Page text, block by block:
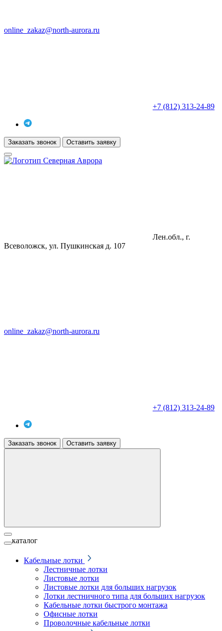
online_zakaz@north-aurora.ru
+7 (812) 313-24-89
Заказать звонок Оставить заявку
Лен.обл., г.
Всеволожск, ул. Пушкинская д. 107
online_zakaz@north-aurora.ru
+7 (812) 313-24-89
Заказать звонок Оставить заявку
каталог
Кабельные лотки
Лестничные лотки
Листовые лотки
Листовые лотки для больших нагрузок
Лотки лестничного типа для больших нагрузок
Кабельные лотки быстрого монтажа
Офисные лотки
Проволочные кабельные лотки